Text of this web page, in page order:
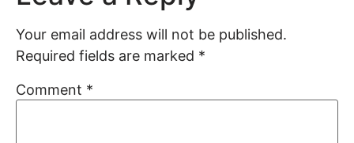
Your email address will not be published.
Required fields are marked *
Comment *